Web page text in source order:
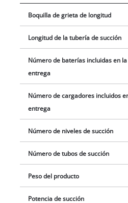
especialmente diseñada para
Hay una segunda boquilla para
difícil acceso con poco esfuerzo.
cm le facilita el uso de la cómoda
limpiar los suelos mientras está
tiene una capacidad de 540
hay un soporte de pared
suministra sin batería ni
separado, por ejemplo, como un
Boquilla de grieta de longitud
Longitud de la tubería de succión
Número de baterías incluidas en la
entrega
Número de cargadores incluidos
entrega
Número de niveles de succión
Número de tubos de succión
Peso del producto
Potencia de succión